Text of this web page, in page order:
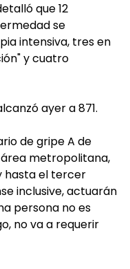
que 12
se
intensiva, tres en
y cuatro
ayer a 871.
de gripe A de
área metropolitana,
hasta el tercer
inclusive, actuarán
persona no es
no va a requerir